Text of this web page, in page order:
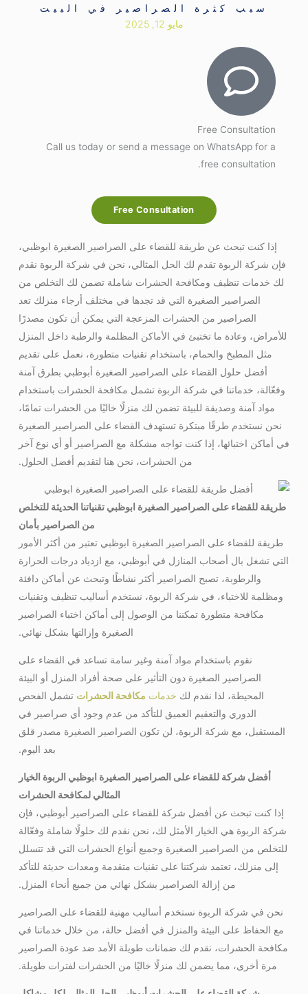
سبب كثرة الصراصير في البيت
مايو 12, 2025
Free Consultation
Call us today or send a message on WhatsApp for a
free consultation.
Free Consultation
إذا كنت تبحث عن طريقة للقضاء على الصراصير الصغيرة ابوظبي،
فإن شركة الربوة تقدم لك الحل المثالي، نحن في شركة الربوة نقدم
لك خدمات تنظيف ومكافحة الحشرات شاملة تضمن لك التخلص من
الصراصير الصغيرة التي قد تجدها في مختلف أرجاء منزلك تعد
الصراصير من الحشرات المزعجة التي يمكن أن تكون مصدرًا
للأمراض، وعادة ما تختبئ في الأماكن المظلمة والرطبة داخل المنزل
مثل المطبخ والحمام، باستخدام تقنيات متطورة، نعمل على تقديم
أفضل حلول القضاء على الصراصير الصغيرة أبوظبي بطرق آمنة
وفعّالة، خدماتنا في شركة الربوة تشمل مكافحة الحشرات باستخدام
مواد آمنة وصديقة للبيئة تضمن لك منزلًا خاليًا من الحشرات تمامًا،
نحن نستخدم طرقًا مبتكرة تستهدف القضاء على الصراصير الصغيرة
في أماكن اختبائها، إذا كنت تواجه مشكلة مع الصراصير أو أي نوع آخر
من الحشرات، نحن هنا لتقديم أفضل الحلول.
طريقة للقضاء على الصراصير الصغيرة ابوظبي تقنياتنا الحديثة للتخلص
من الصراصير بأمان
طريقة للقضاء على الصراصير الصغيرة ابوظبي تعتبر من أكثر الأمور
التي تشغل بال أصحاب المنازل في أبوظبي، مع ازدياد درجات الحرارة
والرطوبة، تصبح الصراصير أكثر نشاطًا وتبحث عن أماكن دافئة
ومظلمة للاختباء، في شركة الربوة، نستخدم أساليب تنظيف وتقنيات
مكافحة متطورة تمكننا من الوصول إلى أماكن اختباء الصراصير
الصغيرة وإزالتها بشكل نهائي.
نقوم باستخدام مواد آمنة وغير سامة تساعد في القضاء على
الصراصير الصغيرة دون التأثير على صحة أفراد المنزل أو البيئة
المحيطة، لذا نقدم لك خدمات مكافحة الحشرات تشمل الفحص
الدوري والتعقيم العميق للتأكد من عدم وجود أي صراصير في
المستقبل، مع شركة الربوة، لن تكون الصراصير الصغيرة مصدر قلق
بعد اليوم.
أفضل شركةللقضاء على الصراصير الصغيرة ابوظبي الربوة الخيار
المثالي لمكافحة الحشرات
إذا كنت تبحث عن أفضل شركة للقضاء على الصراصير أبوظبي، فإن
شركة الربوة هي الخيار الأمثل لك، نحن نقدم لك حلولًا شاملة وفعّالة
للتخلص من الصراصير الصغيرة وجميع أنواع الحشرات التي قد تتسلل
إلى منزلك، تعتمد شركتنا على تقنيات متقدمة ومعدات حديثة للتأكد
من إزالة الصراصير بشكل نهائي من جميع أنحاء المنزل.
نحن في شركة الربوة نستخدم أساليب مهنية للقضاء على الصراصير
مع الحفاظ على البيئة والمنزل في أفضل حالة، من خلال خدماتنا في
مكافحة الحشرات، نقدم لك ضمانات طويلة الأمد ضد عودة الصراصير
مرة أخرى، مما يضمن لك منزلًا خاليًا من الحشرات لفترات طويلة.